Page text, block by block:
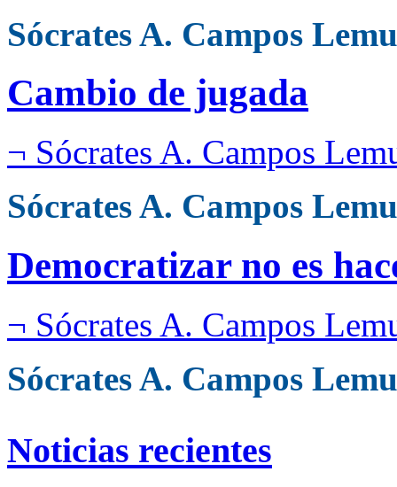
Sócrates A. Campos
Cambio de jugada
¬ Sócrates A. Campos
Sócrates A. Campos
Democratizar no es
¬ Sócrates A. Campos
Sócrates A. Campos
Noticias recientes